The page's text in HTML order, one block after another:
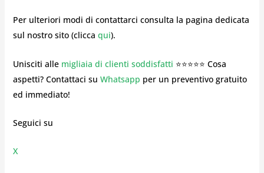
Per ulteriori modi di contattarci consulta la pagina dedicata
sul nostro sito (clicca qui).
Unisciti alle migliaia di clienti soddisfatti ⭐⭐⭐⭐⭐ Cosa
aspetti? Contattaci su Whatsapp per un preventivo gratuito
ed immediato!
Seguici su
X